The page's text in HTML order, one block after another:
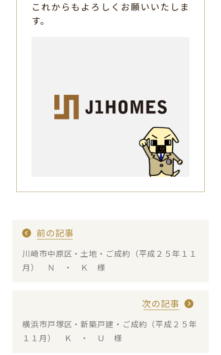
これからもよろしくお願いいたしま
す。
前の記事
川崎市中原区・土地・ご成約（平成２５年１１
月） Ｎ ・ Ｋ 様
次の記事
横浜市戸塚区・新築戸建・ご成約（平成２５年
１１月） Ｋ ・ Ｕ 様